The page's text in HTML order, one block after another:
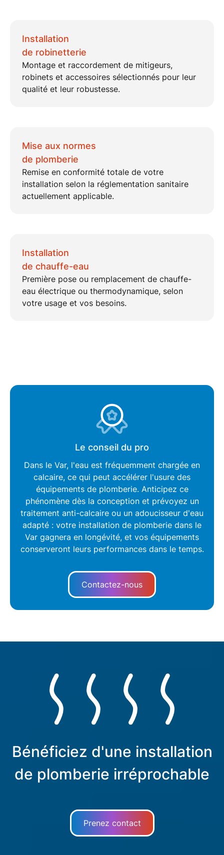
Installation
de robinetterie
Montage et raccordement de mitigeurs,
robinets et accessoires sélectionnés pour leur
qualité et leur robustesse.
Mise aux normes
de plomberie
Remise en conformité totale de votre
installation selon la réglementation sanitaire
actuellement applicable.
Installation
de chauffe-eau
Première pose ou remplacement de chauffe-
eau électrique ou thermodynamique, selon
votre usage et vos besoins.
Le conseil du pro
Dans le Var, l'eau est fréquemment chargée en
calcaire, ce qui peut accélérer l'usure des
équipements de plomberie. Anticipez ce
phénomène dès la conception et prévoyez un
traitement anti-calcaire ou un adoucisseur d'eau
adapté : votre installation de plomberie dans le
Var gagnera en longévité, et vos équipements
conserveront leurs performances dans le temps.
Contactez-nous
Bénéficiez d'une installation
de plomberie irréprochable
Prenez contact